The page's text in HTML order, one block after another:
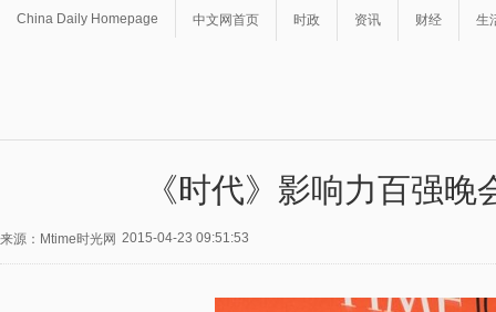
China Daily Homepage 中文网首页 时政 资讯 财经 生
《时代》影响力百强
来源：Mtime时光网 2015-04-23 09:51:53